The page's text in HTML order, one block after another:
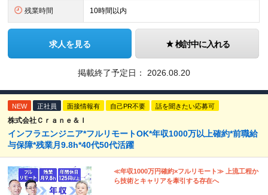
残業時間 10時間以内
求人を見る 検討中に入れる
掲載終了予定日： 2026.08.20
NEW 正社員 面接情報有 自己PR不要 話を聞きたい応募可
株式会社Ｃｒａｎｅ＆Ｉ
インフラエンジニア*フルリモートOK*年収1000万以上確約*前職給
与保障*残業月9.8h*40代50代活躍
≪年収1000万円確約×フルリモート≫ 上流工程か
ら技術とキャリアを牽引する存在へ